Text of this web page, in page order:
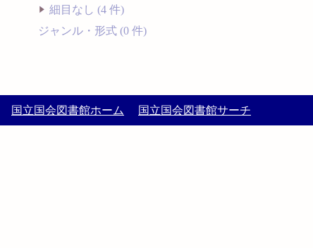
細目なし (4 件)
ジャンル・形式 (0 件)
国立国会図書館ホーム 国立国会図書館サーチ